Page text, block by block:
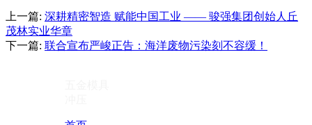
上一篇: 深耕精密智造 赋能中国工业 —— 骏强集团创始人丘
茂林实业华章
下一篇: 联合宣布严峻正告：海洋废物污染刻不容缓！